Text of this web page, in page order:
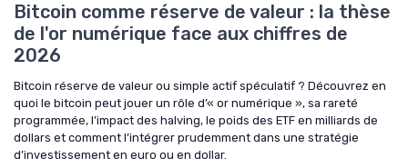
Bitcoin comme réserve de valeur : la thèse
de l'or numérique face aux chiffres de
2026
Bitcoin réserve de valeur ou simple actif spéculatif ? Découvrez en
quoi le bitcoin peut jouer un rôle d’« or numérique », sa rareté
programmée, l’impact des halving, le poids des ETF en milliards de
dollars et comment l’intégrer prudemment dans une stratégie
d’investissement en euro ou en dollar.